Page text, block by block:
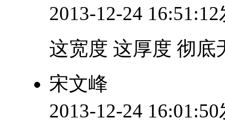
2013-12-24
这宽度 这厚度 彻底
宋文峰
2013-12-24